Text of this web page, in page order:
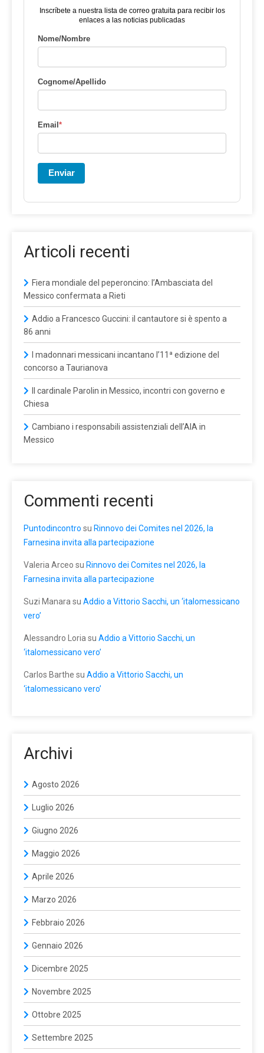
Inscríbete a nuestra lista de correo gratuita para recibir los
enlaces a las noticias publicadas
Nome/Nombre
Cognome/Apellido
Email*
Enviar
Articoli recenti
Fiera mondiale del peperoncino: l’Ambasciata del
Messico confermata a Rieti
Addio a Francesco Guccini: il cantautore si è spento a
86 anni
I madonnari messicani incantano l’11ª edizione del
concorso a Taurianova
Il cardinale Parolin in Messico, incontri con governo e
Chiesa
Cambiano i responsabili assistenziali dell’AIA in
Messico
Commenti recenti
Puntodincontro su Rinnovo dei Comites nel 2026, la
Farnesina invita alla partecipazione
Valeria Arceo su Rinnovo dei Comites nel 2026, la
Farnesina invita alla partecipazione
Suzi Manara su Addio a Vittorio Sacchi, un ‘italomessicano
vero’
Alessandro Loria su Addio a Vittorio Sacchi, un
‘italomessicano vero’
Carlos Barthe su Addio a Vittorio Sacchi, un
‘italomessicano vero’
Archivi
Agosto 2026
Luglio 2026
Giugno 2026
Maggio 2026
Aprile 2026
Marzo 2026
Febbraio 2026
Gennaio 2026
Dicembre 2025
Novembre 2025
Ottobre 2025
Settembre 2025